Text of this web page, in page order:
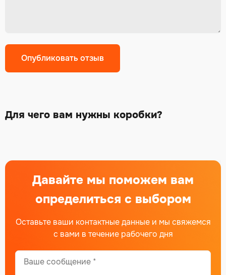
Для чего вам нужны коробки?
Давайте мы поможем вам
определиться с выбором
Оставьте ваши контактные данные и мы свяжемся
с вами в течение рабочего дня